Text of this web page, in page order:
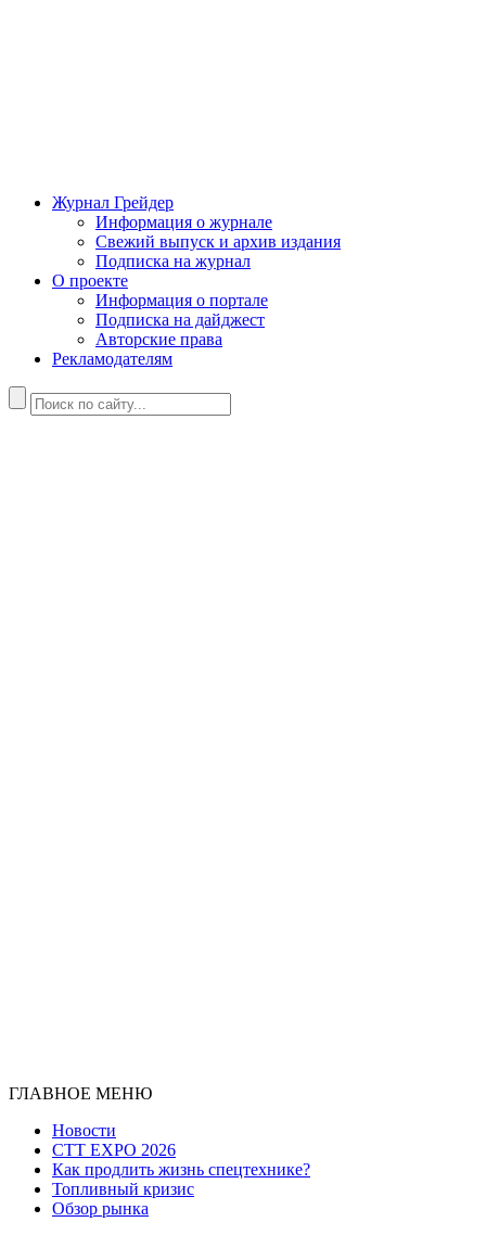
Журнал Грейдер
Информация о журнале
Свежий выпуск и архив издания
Подписка на журнал
О проекте
Информация о портале
Подписка на дайджест
Авторские права
Рекламодателям
ГЛАВНОЕ МЕНЮ
Новости
CTT EXPO 2026
Как продлить жизнь спецтехнике?
Топливный кризис
Обзор рынка